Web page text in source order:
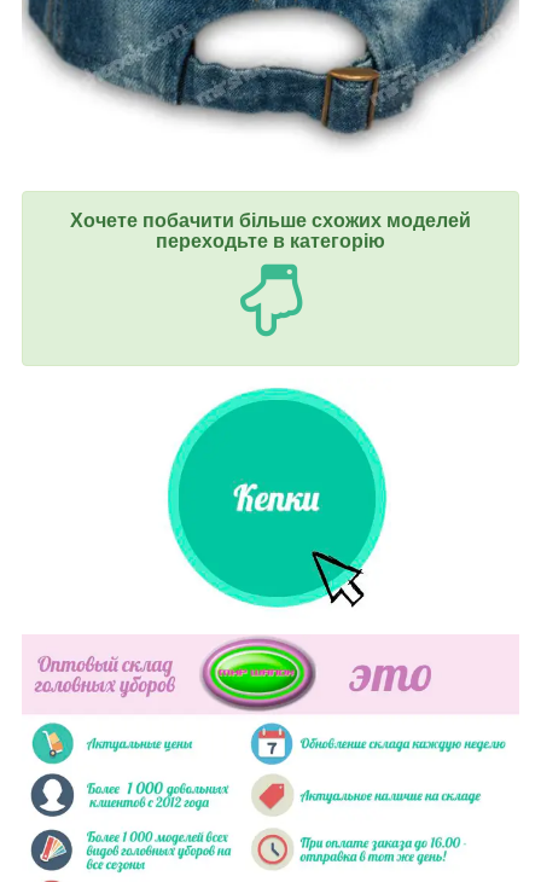
Хочете побачити більше схожих моделей
переходьте в категорію